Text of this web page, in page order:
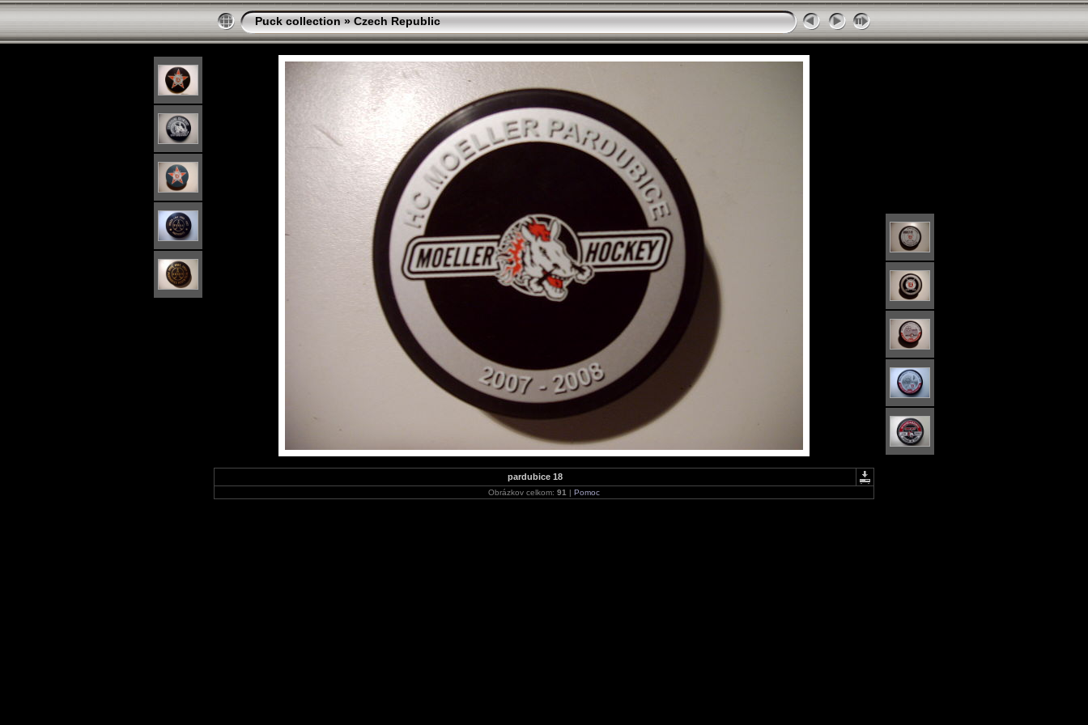
Puck collection » Czech Republic
pardubice 18
Obrázkov celkom: 91 | Pomoc